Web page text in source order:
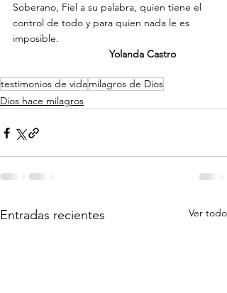
Soberano, Fiel a su palabra, quien tiene el
control de todo y para quien nada le es
imposible.
                                  Yolanda Castro
testimonios de vidamilagros de Dios
Dios hace milagros
Entradas recientes Ver todo